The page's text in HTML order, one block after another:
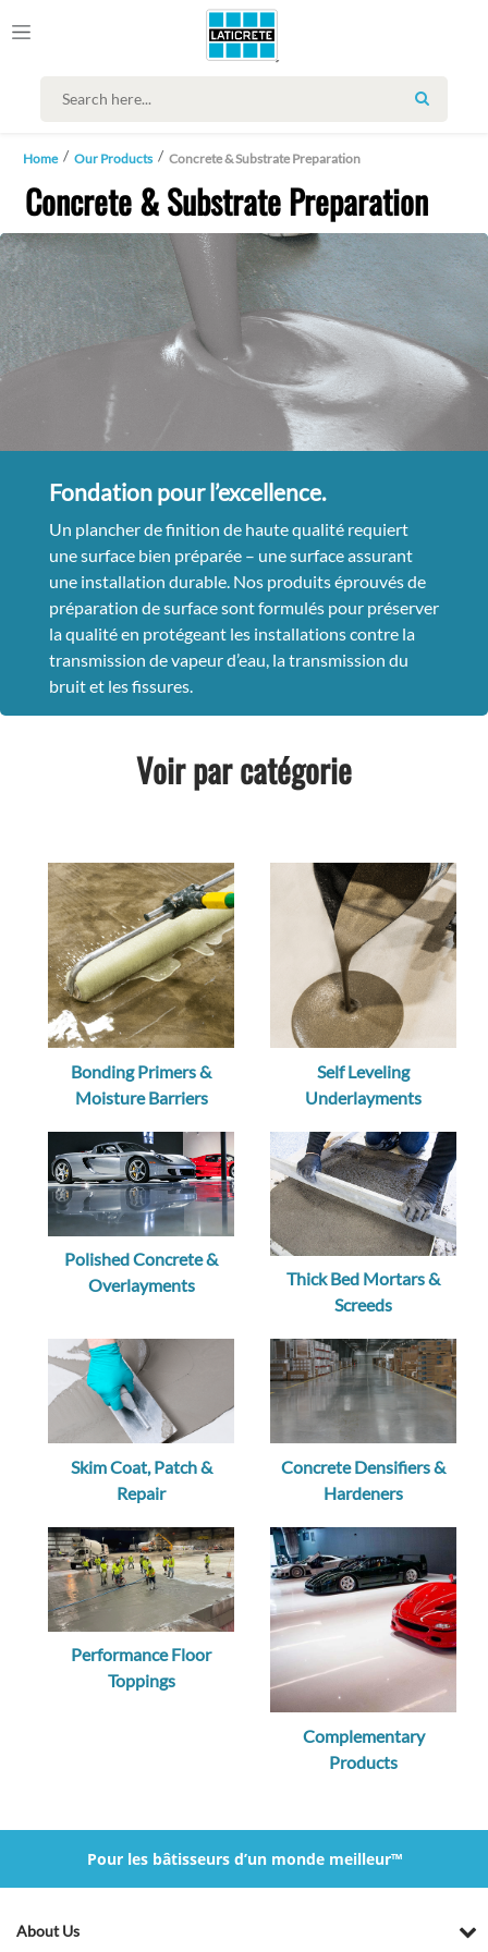
SEARCH
Home Our Products Concrete & Substrate Preparation
Concrete & Substrate Preparation
Fondation pour l’excellence.
Un plancher de finition de haute qualité requiert
une surface bien préparée – une surface assurant
une installation durable. Nos produits éprouvés de
préparation de surface sont formulés pour préserver
la qualité en protégeant les installations contre la
transmission de vapeur d’eau, la transmission du
bruit et les fissures.
Voir par catégorie
Bonding Primers &
Moisture Barriers
Self Leveling
Underlayments
Polished Concrete &
Overlayments
Thick Bed Mortars &
Screeds
Skim Coat, Patch &
Repair
Concrete Densifiers &
Hardeners
Performance Floor
Toppings
Complementary
Products
Pour les bâtisseurs d’un monde meilleur™
About Us